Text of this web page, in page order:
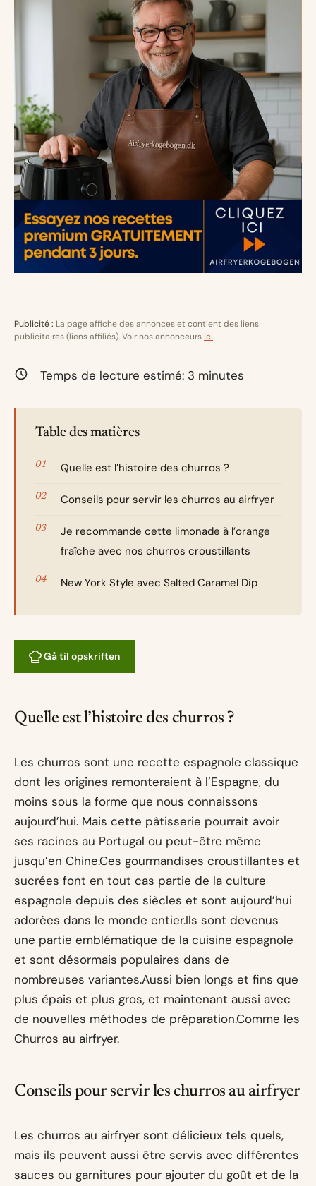
Publicité : La page affiche des annonces et contient des liens
publicitaires (liens affiliés). Voir nos annonceurs ici.
Temps de lecture estimé: 3 minutes
Table des matières
Quelle est l’histoire des churros ?
Conseils pour servir les churros au airfryer
Je recommande cette limonade à l’orange
fraîche avec nos churros croustillants
New York Style avec Salted Caramel Dip
Gå til opskriften
Quelle est l’histoire des churros ?
Les churros sont une recette espagnole classique
dont les origines remonteraient à l’Espagne, du
moins sous la forme que nous connaissons
aujourd’hui. Mais cette pâtisserie pourrait avoir
ses racines au Portugal ou peut-être même
jusqu’en Chine.Ces gourmandises croustillantes et
sucrées font en tout cas partie de la culture
espagnole depuis des siècles et sont aujourd’hui
adorées dans le monde entier.Ils sont devenus
une partie emblématique de la cuisine espagnole
et sont désormais populaires dans de
nombreuses variantes.Aussi bien longs et fins que
plus épais et plus gros, et maintenant aussi avec
de nouvelles méthodes de préparation.Comme les
Churros au airfryer.
Conseils pour servir les churros au airfryer
Les churros au airfryer sont délicieux tels quels,
mais ils peuvent aussi être servis avec différentes
sauces ou garnitures pour ajouter du goût et de la